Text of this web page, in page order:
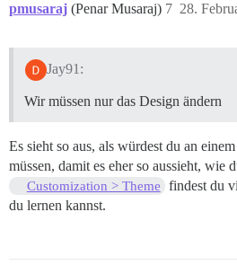
pmusaraj (Penar Musaraj) 28.
7
Jay91:
Wir müssen nur das Design ändern
Es sieht so aus, als würdest du an
müssen, damit es eher so aussieht, wie
Customization > Theme
findest du
du lernen kannst.